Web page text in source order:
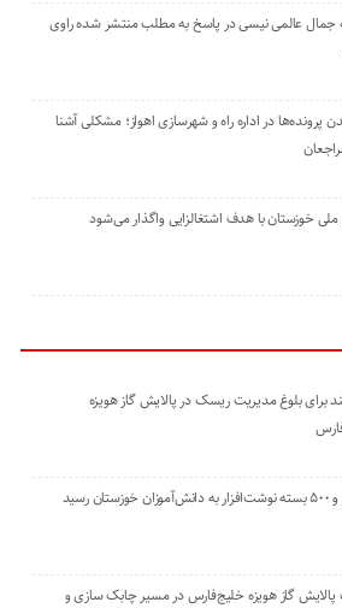
جمال عالمی نیسی در پاسخ به مطلب منتشر شده راوی
پرونده‌ها در اداره راه و شهرسازی اهواز؛ مشکلی آشنا
ملی خوزستان با هدف اشتغالزایی واگذار می‌شود
برای بلوغ مدیریت ریسک در پالایش گاز هویزه
گاز هویزه خلیج‌فارس در مسیر چابک سازی و